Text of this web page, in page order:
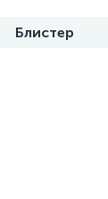
Блистер